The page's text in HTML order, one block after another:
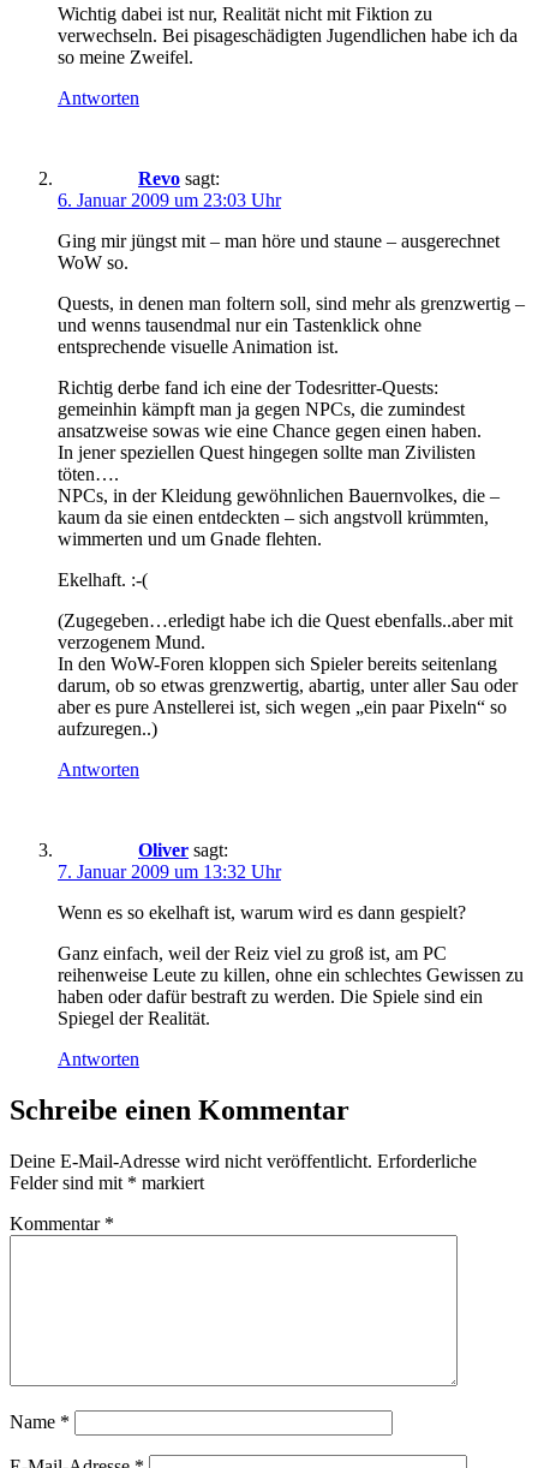
Wichtig dabei ist nur, Realität nicht mit Fiktion zu
verwechseln. Bei pisageschädigten Jugendlichen habe ich da
so meine Zweifel.
Antworten
Revo sagt:
6. Januar 2009 um 23:03 Uhr
Ging mir jüngst mit – man höre und staune – ausgerechnet
WoW so.
Quests, in denen man foltern soll, sind mehr als grenzwertig –
und wenns tausendmal nur ein Tastenklick ohne
entsprechende visuelle Animation ist.
Richtig derbe fand ich eine der Todesritter-Quests:
gemeinhin kämpft man ja gegen NPCs, die zumindest
ansatzweise sowas wie eine Chance gegen einen haben.
In jener speziellen Quest hingegen sollte man Zivilisten
töten….
NPCs, in der Kleidung gewöhnlichen Bauernvolkes, die –
kaum da sie einen entdeckten – sich angstvoll krümmten,
wimmerten und um Gnade flehten.
Ekelhaft. :-(
(Zugegeben…erledigt habe ich die Quest ebenfalls..aber mit
verzogenem Mund.
In den WoW-Foren kloppen sich Spieler bereits seitenlang
darum, ob so etwas grenzwertig, abartig, unter aller Sau oder
aber es pure Anstellerei ist, sich wegen „ein paar Pixeln“ so
aufzuregen..)
Antworten
Oliver sagt:
7. Januar 2009 um 13:32 Uhr
Wenn es so ekelhaft ist, warum wird es dann gespielt?
Ganz einfach, weil der Reiz viel zu groß ist, am PC
reihenweise Leute zu killen, ohne ein schlechtes Gewissen zu
haben oder dafür bestraft zu werden. Die Spiele sind ein
Spiegel der Realität.
Antworten
Schreibe einen Kommentar
Deine E-Mail-Adresse wird nicht veröffentlicht. Erforderliche
Felder sind mit * markiert
Kommentar *
Name *